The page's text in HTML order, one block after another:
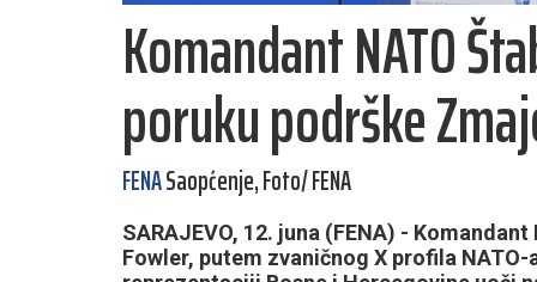
Komandant NATO
poruku podrške
FENASaopćenje, Foto/ FENA
SARAJEVO, 12. juna (FENA) -
Fowler, putem zvaničnog X profila